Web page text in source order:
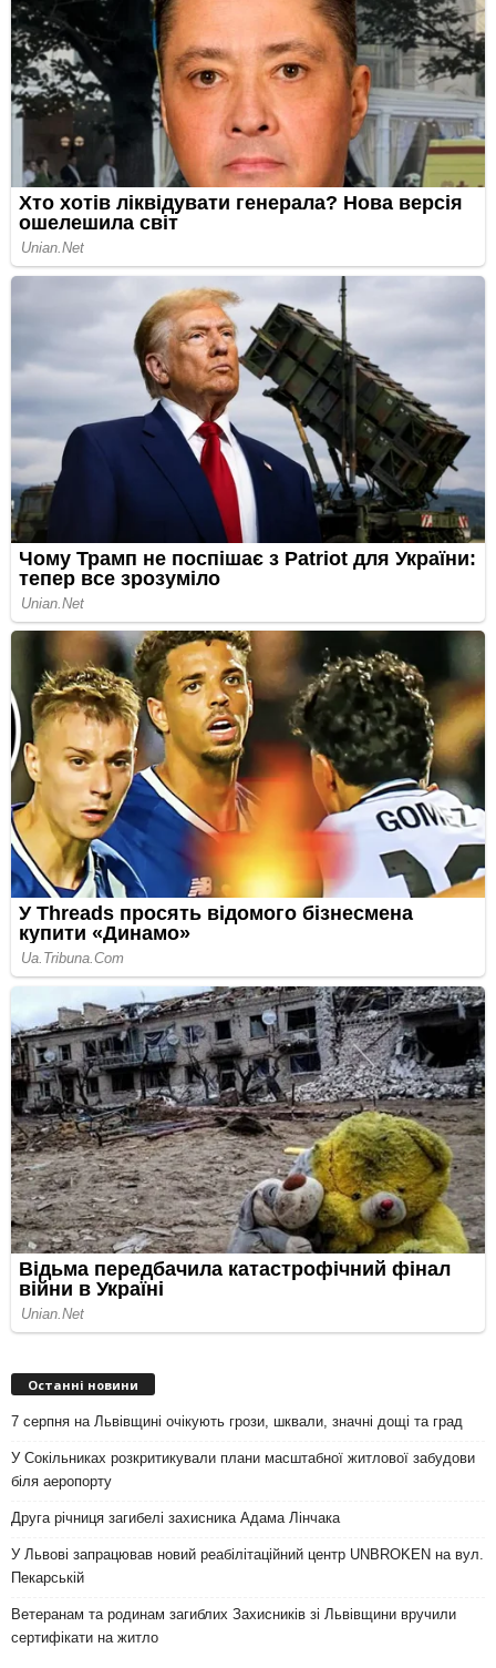
Останні новини
7 серпня на Львівщині очікують грози, шквали, значні дощі та град
У Сокільниках розкритикували плани масштабної житлової забудови
біля аеропорту
Друга річниця загибелі захисника Адама Лінчака
У Львові запрацював новий реабілітаційний центр UNBROKEN на вул.
Пекарській
Ветеранам та родинам загиблих Захисників зі Львівщини вручили
сертифікати на житло